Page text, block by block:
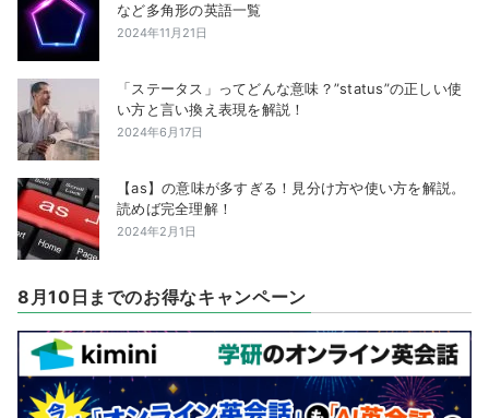
など多角形の英語一覧
2024年11月21日
「ステータス」ってどんな意味？”status”の正しい使
い方と言い換え表現を解説！
2024年6月17日
【as】の意味が多すぎる！見分け方や使い方を解説。
読めば完全理解！
2024年2月1日
8月10日までのお得なキャンペーン